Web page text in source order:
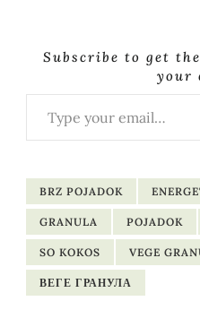
Subscribe to get
your
Type your email…
BRZ POJADOK
GRANULA POJADOK
SO KOKOS VEGE
ВЕГЕ ГРАНУЛА